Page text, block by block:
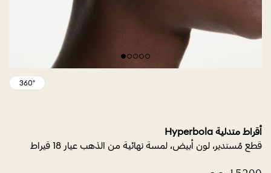
أقراط متدلية Hyperbola
قطع مُستدير، لون أبيض، لمسة نهائية من الذهب عيار 18 قيراط